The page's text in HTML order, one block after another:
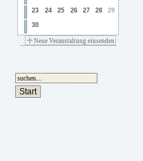
23 24 25 26 27 28 29
30
Neue Veranstaltung einsenden